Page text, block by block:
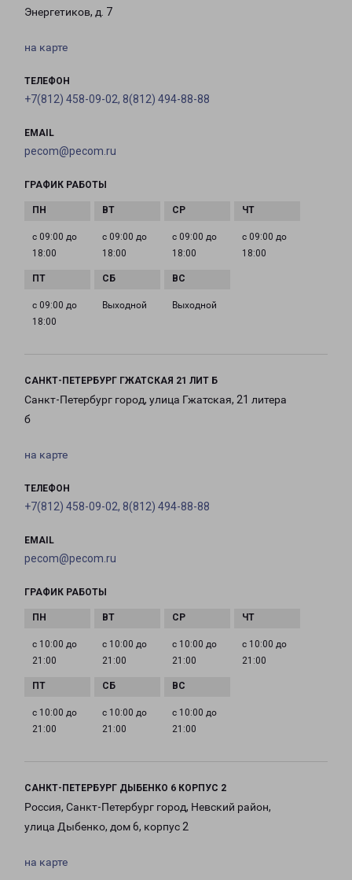
Энергетиков, д. 7
на карте
ТЕЛЕФОН
+7(812) 458-09-02, 8(812) 494-88-88
EMAIL
pecom@pecom.ru
ГРАФИК РАБОТЫ
с 09:00 до
18:00
с 09:00 до
18:00
с 09:00 до
18:00
с 09:00 до
18:00
с 09:00 до
18:00
Выходной Выходной
САНКТ-ПЕТЕРБУРГ ГЖАТСКАЯ 21 ЛИТ Б
Санкт-Петербург город, улица Гжатская, 21 литера
б
на карте
ТЕЛЕФОН
+7(812) 458-09-02, 8(812) 494-88-88
EMAIL
pecom@pecom.ru
ГРАФИК РАБОТЫ
с 10:00 до
21:00
с 10:00 до
21:00
с 10:00 до
21:00
с 10:00 до
21:00
с 10:00 до
21:00
с 10:00 до
21:00
с 10:00 до
21:00
САНКТ-ПЕТЕРБУРГ ДЫБЕНКО 6 КОРПУС 2
Россия, Санкт-Петербург город, Невский район,
улица Дыбенко, дом 6, корпус 2
на карте